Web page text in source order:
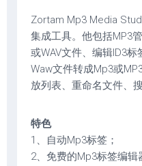
Zortam Mp3 Media
集成工具。他包括MP3
或WAV文件、编辑ID3
Waw文件转成Mp3或
放列表、重命名文件、
特色
1、自动Mp3标签；
2、免费的Mp3标签编辑